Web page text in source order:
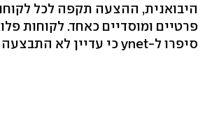
היבואנית, ההצעה תקפה לכל
פרטיים ומוסדיים כאחד. לקוחות
סיפרו ל-ynet כי עדיין לא התבצעה כל פניה אליהם.